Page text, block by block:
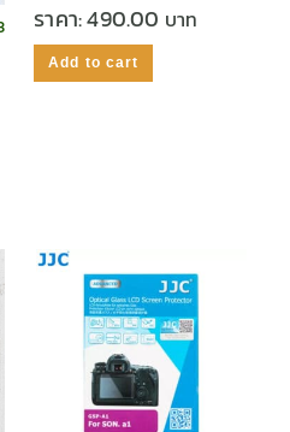
ราคา:490.00
Add to cart